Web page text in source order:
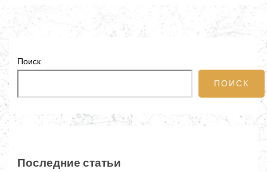
Поиск
ПОИСК
Последние статьи